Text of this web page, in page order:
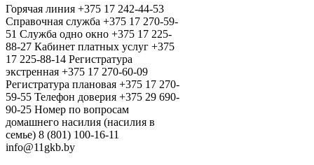
Горячая линия +375 17 242-44-53
Справочная служба +375 17 270-59-
51 Cлужба одно окно +375 17 225-
88-27 Кабинет платных услуг +375
17 225-88-14 Регистратура
экстренная +375 17 270-60-09
Регистратура плановая +375 17 270-
59-55 Телефон доверия +375 29 690-
90-25 Номер по вопросам
домашнего насилия (насилия в
семье) 8 (801) 100-16-11
info@11gkb.by